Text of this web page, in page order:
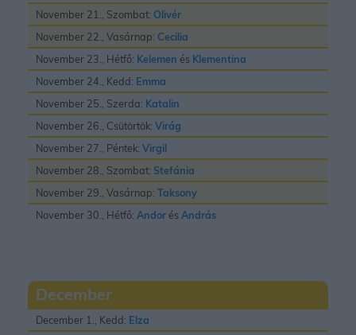
November 21., Szombat: Olivér
November 22., Vasárnap: Cecilia
November 23., Hétfő: Kelemen és Klementina
November 24., Kedd: Emma
November 25., Szerda: Katalin
November 26., Csütörtök: Virág
November 27., Péntek: Virgil
November 28., Szombat: Stefánia
November 29., Vasárnap: Taksony
November 30., Hétfő: Andor ésAndrás
December
December 1., Kedd: Elza